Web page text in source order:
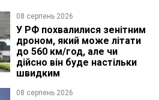
08 серпень 2026
У РФ похвалилися зенітним
дроном, який може літати
до 560 км/год, але чи
дійсно він буде настільки
швидким
08 серпень 2026